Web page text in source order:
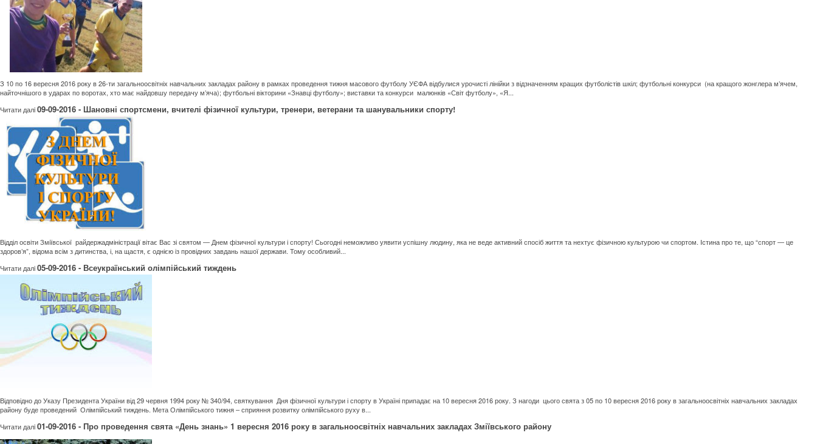
З 10 по 16 вересня 2016 року в 26-ти загальноосвітніх навчальних закладах району в рамках проведення тижня масового футболу УЄФА відбулися урочисті лінійки з відзначенням кращих футболістів шкіл; футбольні конкурси (на кращого жонглера м’ячем,
найточнішого в ударах по воротах, хто має найдовшу передачу м’яча); футбольні вікторини «Знавці футболу»; виставки та конкурси малюнків «Світ футболу», «Я...
Читати далi09-09-2016 - Шановні спортсмени, вчителі фізичної культури, тренери, ветерани та шанувальники спорту!
Відділ освіти Зміївської райдержадміністрації вітає Вас зі святом — Днем фізичної культури і спорту! Сьогодні неможливо уявити успішну людину, яка не веде активний спосіб життя та нехтує фізичною культурою чи спортом. Істина про те, що “спорт — це
здоров’я”, відома всім з дитинства, і, на щастя, є однією із провідних завдань нашої держави. Тому особливий...
Читати далi05-09-2016 - Всеукраїнський олімпійський тиждень
Відповідно до Указу Президента України від 29 червня 1994 року № 340/94, святкування Дня фізичної культури і спорту в Україні припадає на 10 вересня 2016 року. З нагоди цього свята з 05 по 10 вересня 2016 року в загальноосвітніх навчальних закладах
району буде проведений Олімпійський тиждень. Мета Олімпійського тижня – сприяння розвитку олімпійського руху в...
Читати далi01-09-2016 - Про проведення свята «День знань» 1 вересня 2016 року в загальноосвітніх навчальних закладах Зміївського району